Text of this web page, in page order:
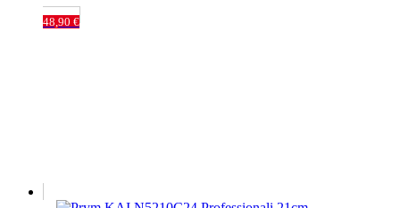
48,90 €